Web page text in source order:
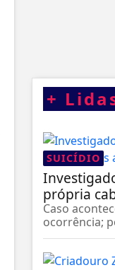
+
SUICÍDIO
própria
Caso
ocorrência;